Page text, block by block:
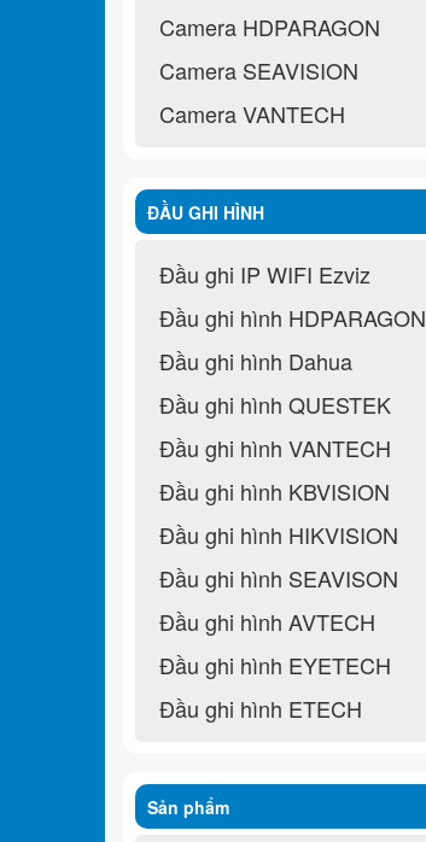
Camera HDPARAGON
Camera SEAVISION
Camera VANTECH
ĐẦU GHI HÌNH
Đầu ghi IP WIFI Ezviz
Đầu ghi hình HDPARAGON
Đầu ghi hình Dahua
Đầu ghi hình QUESTEK
Đầu ghi hình VANTECH
Đầu ghi hình KBVISION
Đầu ghi hình HIKVISION
Đầu ghi hình SEAVISON
Đầu ghi hình AVTECH
Đầu ghi hình EYETECH
Đầu ghi hình ETECH
Sản phẩm